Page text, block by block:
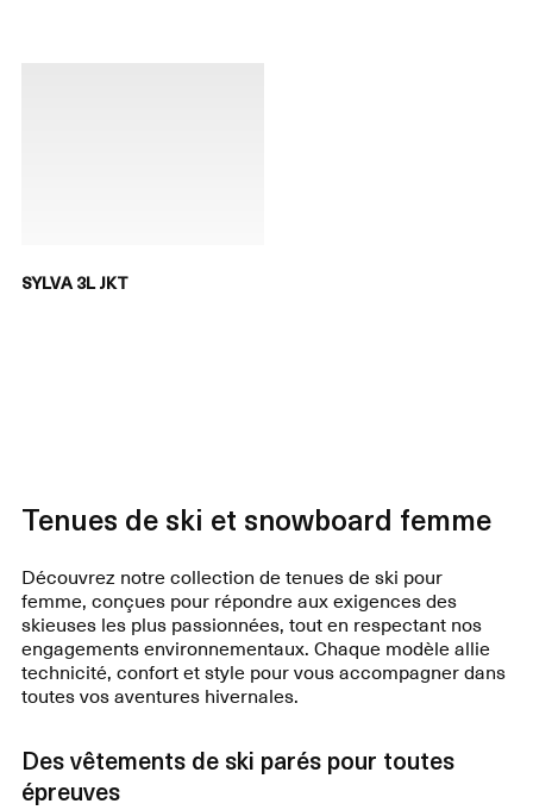
SYLVA 3L JKT
Tenues de ski et snowboard femme
Découvrez notre collection de tenues de ski pour
femme, conçues pour répondre aux exigences des
skieuses les plus passionnées, tout en respectant nos
engagements environnementaux. Chaque modèle allie
technicité, confort et style pour vous accompagner dans
toutes vos aventures hivernales.
Des vêtements de ski parés pour toutes
épreuves